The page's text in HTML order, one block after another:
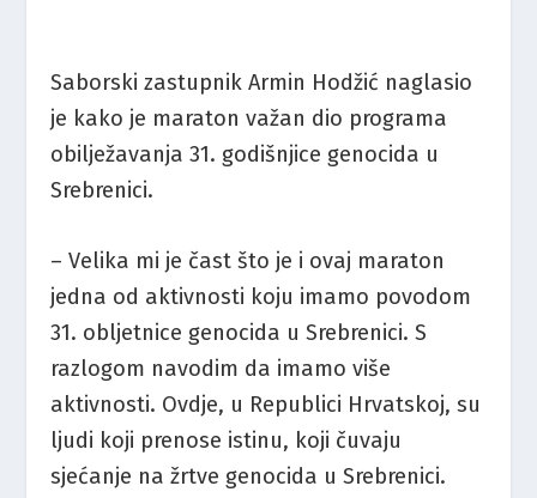
Saborski zastupnik Armin Hodžić naglasio
je kako je maraton važan dio programa
obilježavanja 31. godišnjice genocida u
Srebrenici.
– Velika mi je čast što je i ovaj maraton
jedna od aktivnosti koju imamo povodom
31. obljetnice genocida u Srebrenici. S
razlogom navodim da imamo više
aktivnosti. Ovdje, u Republici Hrvatskoj, su
ljudi koji prenose istinu, koji čuvaju
sjećanje na žrtve genocida u Srebrenici.